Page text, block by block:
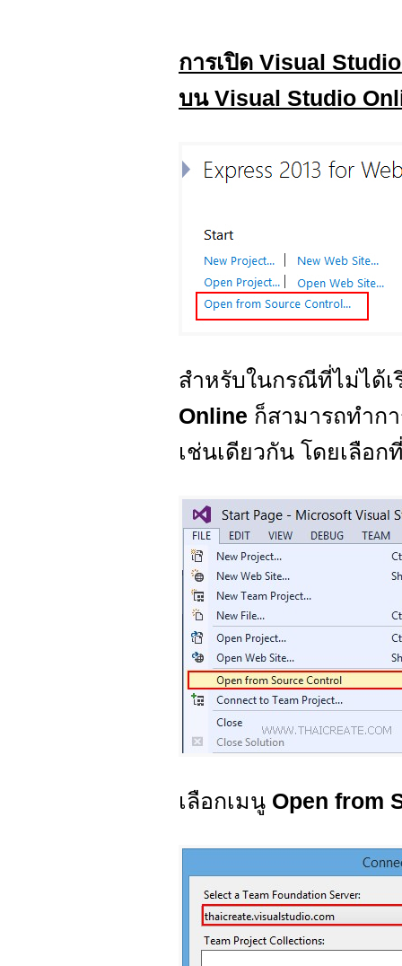
การเปิด Visual
บน Visual Studio
สำหรับในกรณีที่ไม่ได้
Online ก็สามารถทำก
เช่นเดียวกัน โดยเลือก
เลือกเมนู Open from